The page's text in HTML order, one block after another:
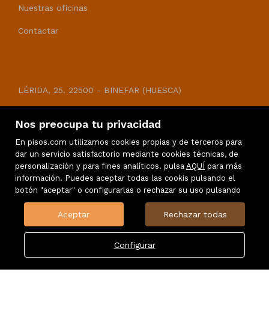
Nos preocupa tu privacidad
En pisos.com utilizamos cookies propias y de terceros para
dar un servicio satisfactorio mediante cookies técnicas, de
personalización y para fines analíticos. pulsa AQUÍ para más
información. Puedes aceptar todas las cookis pulsando el
botón "aceptar" o configurarlas o rechazar su uso pulsando
Aceptar Rechazar todas
Configurar
Nuestras oficinas
Contactar
LÉRIDA, 25. 22500 - BINEFAR (HUESCA)
casasycampos@c2inmobiliaria.com